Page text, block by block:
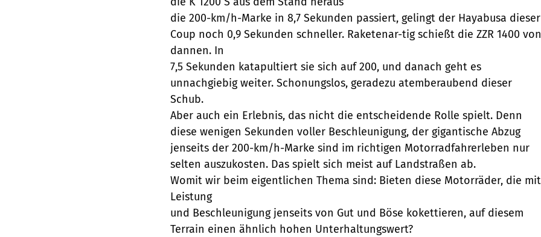
die 200-km/h-Marke in 8,7 Sekunden passiert, gelingt der Hayabusa dieser
Coup noch 0,9 Sekunden schneller. Raketenar-tig schießt die ZZR 1400 von
dannen. In
7,5 Sekunden katapultiert sie sich auf 200, und danach geht es
unnachgiebig weiter. Schonungslos, geradezu atemberaubend dieser
Schub.
Aber auch ein Erlebnis, das nicht die entscheidende Rolle spielt. Denn
diese wenigen Sekunden voller Beschleunigung, der gigantische Abzug
jenseits der 200-km/h-Marke sind im richtigen Motorradfahrerleben nur
selten auszukosten. Das spielt sich meist auf Landstraßen ab.
Womit wir beim eigentlichen Thema sind: Bieten diese Motorräder, die mit
Leistung
und Beschleunigung jenseits von Gut und Böse kokettieren, auf diesem
Terrain einen ähnlich hohen Unterhaltungswert?